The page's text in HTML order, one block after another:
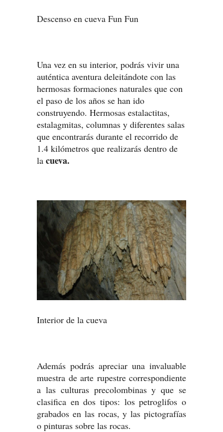
Descenso en cueva Fun Fun
Una vez en su interior, podrás vivir una
auténtica aventura deleitándote con las
hermosas formaciones naturales que con
el paso de los años se han ido
construyendo. Hermosas estalactitas,
estalagmitas, columnas y diferentes salas
que encontrarás durante el recorrido de
1.4 kilómetros que realizarás dentro de
la cueva.
Interior de la cueva
Además podrás apreciar una invaluable
muestra de arte rupestre correspondiente
a las culturas precolombinas y que se
clasifica en dos tipos: los petroglifos o
grabados en las rocas, y las pictografías
o pinturas sobre las rocas.